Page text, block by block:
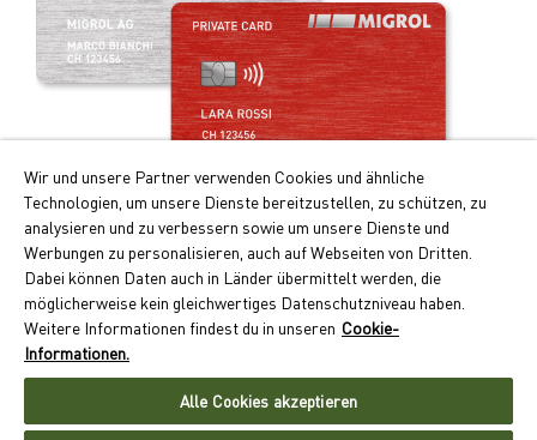
Praticità e vantaggi!
I principali vantaggi della Migrolcard:
Punti Cumulus doppi per i rifornimenti e la ricarica
dell’auto elettrica
Pagamento senza contanti con conteggio mensile
Accettazione capillare in oltre 550 ubicazioni in Svizzera
Richiedere ora la Migrolcard
Wir und unsere Partner verwenden Cookies und ähnliche
Technologien, um unsere Dienste bereitzustellen, zu schützen, zu
analysieren und zu verbessern sowie um unsere Dienste und
Werbungen zu personalisieren, auch auf Webseiten von Dritten.
Dabei können Daten auch in Länder übermittelt werden, die
möglicherweise kein gleichwertiges Datenschutzniveau haben.
Weitere Informationen findest du in unseren Cookie-
Informationen.
Alle Cookies akzeptieren